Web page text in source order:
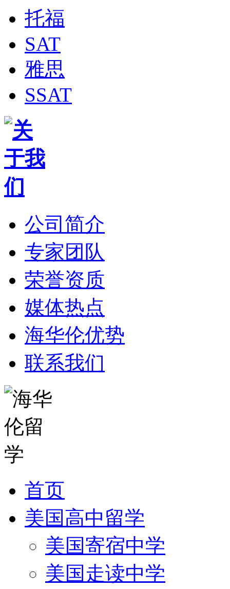
托福
SAT
雅思
SSAT
公司简介
专家团队
荣誉资质
媒体热点
海华伦优势
联系我们
首页
美国高中留学
美国寄宿中学
美国走读中学